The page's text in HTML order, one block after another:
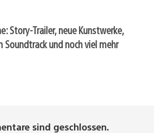
Story-Trailer, neue Kunstwerke,
Soundtrack und noch viel mehr
sind geschlossen.